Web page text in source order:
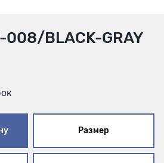
BLACK-GRAY
Размер